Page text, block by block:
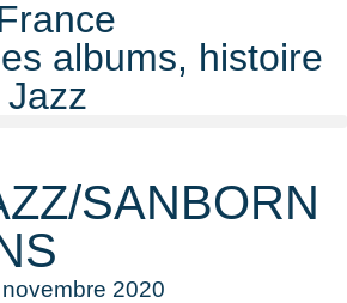
albums, histoire
SANBORN
2020